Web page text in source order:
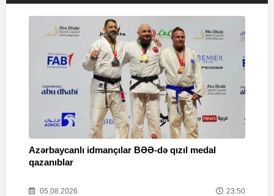
Azərbaycanlı idmançılar BƏƏ-də qızıl medal
qazanıblar
05.08.2026 23:50